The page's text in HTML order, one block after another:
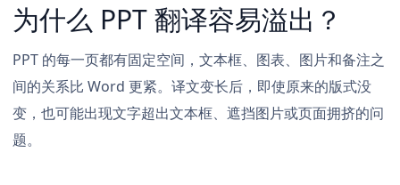
为什么 PPT 翻译容易溢出？
PPT 的每一页都有固定空间，文本框、图表、图片和备注之
间的关系比 Word 更紧。译文变长后，即使原来的版式没
变，也可能出现文字超出文本框、遮挡图片或页面拥挤的问
题。